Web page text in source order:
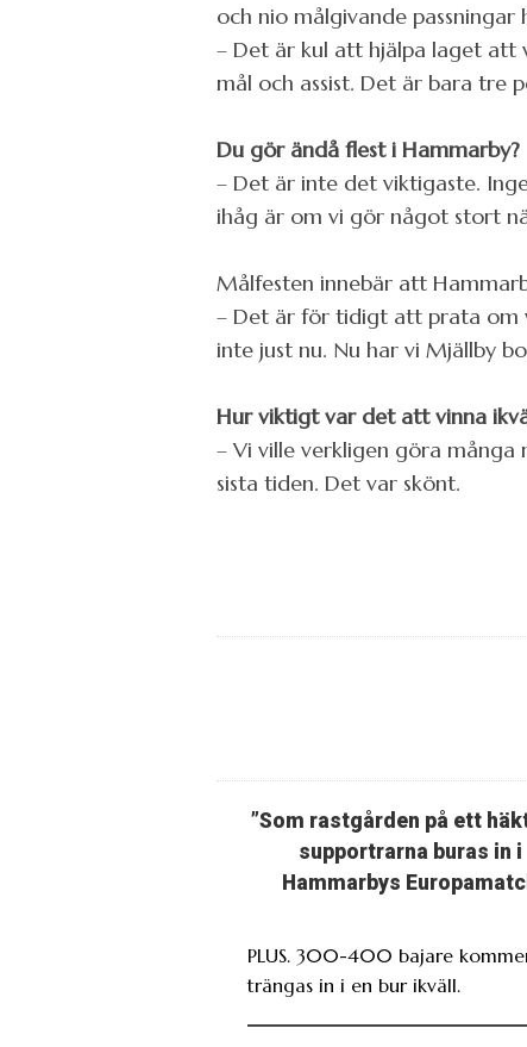
och nio målgivande
– Det är kul att hjälpa laget att
mål och assist. Det är bara tre
Du gör ändå flest i Hammarby?
– Det är inte det viktigaste.
ihåg är om vi gör något stort
Målfesten innebär att
– Det är för tidigt att prata om
inte just nu. Nu har vi Mjällby
Hur viktigt var det att vinna
– Vi ville verkligen göra
sista tiden. Det var skönt.
”Som rastgården på ett
supportrarna buras in i
Hammarbys
PLUS. 300-400 bajare
trängas in i en bur ikväll.